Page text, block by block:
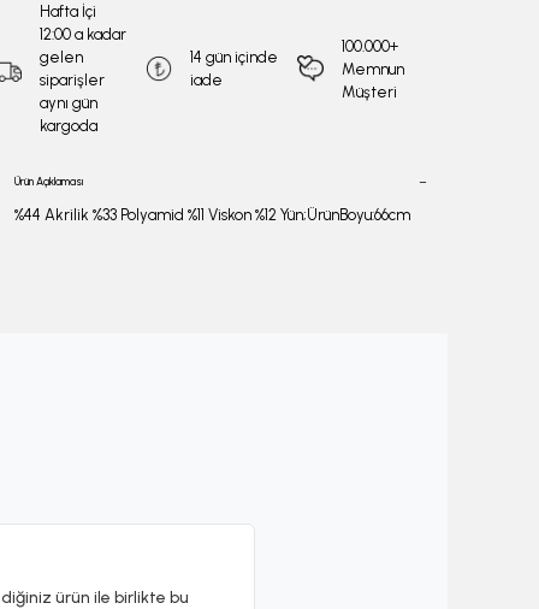
Hafta İçi
12:00 a kadar
gelen
siparişler
aynı gün
kargoda
14 gün içinde
iade
100.000+
Memnun
Müşteri
Ürün Açıklaması
%44 Akrilik %33 Polyamid %11 Viskon %12 Yün;ÜrünBoyu:66cm
ürün ile birlikte bu